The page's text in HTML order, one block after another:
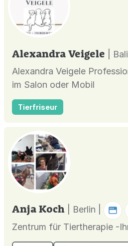
Alexandra Veigele
|
Alexandra Veigele
im Salon oder Mobil
Tierfriseur
Anja Koch
| Berlin |
Zentrum für Tiertherapie -